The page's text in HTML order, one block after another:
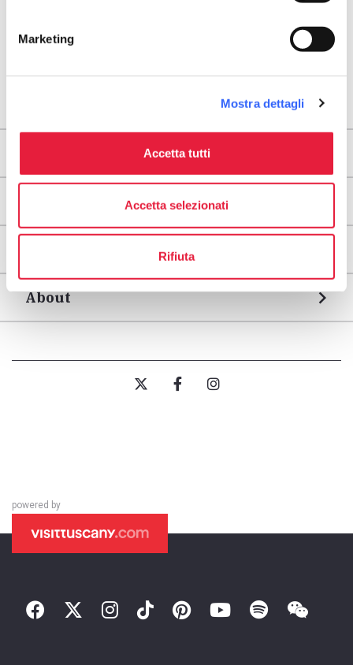
Marketing
Mostra dettagli
Accetta tutti
Accetta selezionati
Rifiuta
About
powered by